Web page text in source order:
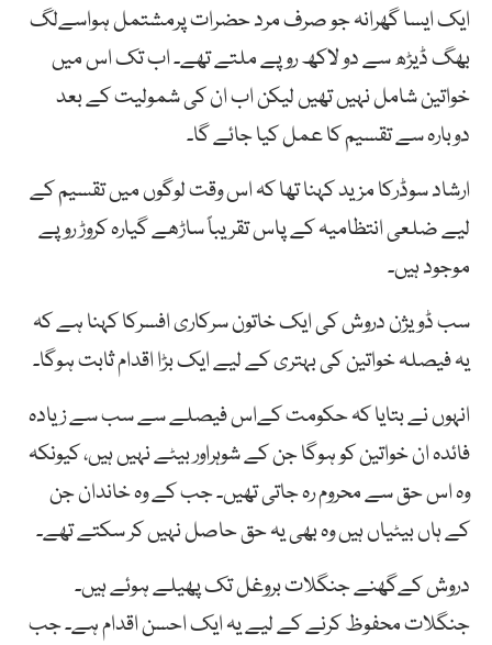
ایک ایسا گھرانہ جو صرف مرد حضرات پرمشتمل ہواسےلگ
بھگ ڈیڑھ سے دو لاکھ روپے ملتے تھے۔ اب تک اس میں
خواتین شامل نہیں تھیں لیکن اب ان کی شمولیت کے بعد
دوبارہ سے تقسیم کا عمل کیا جائے گا۔
ارشاد سوڈرکا مزید کہنا تھا کہ اس وقت لوگوں میں تقسیم کے
لیے ضلعی انتظامیہ کے پاس تقریباً ساڑھے گیارہ کروڑ روپے
موجود ہیں۔
سب ڈویژن دروش کی ایک خاتون سرکاری افسرکا کہنا ہے کہ
یہ فیصلہ خواتین کی بہتری کے لیے ایک بڑا اقدام ثابت ہوگا۔
انہوں نے بتایا کہ حکومت کےاس فیصلے سے سب سے زیادہ
فائدہ ان خواتین کو ہوگا جن کے شوہراور بیٹے نہیں ہیں، کیونکہ
وہ اس حق سے محروم رہ جاتی تھیں۔ جب کے وہ خاندان جن
کے ہاں بیٹیاں ہیں وہ بھی یہ حق حاصل نہیں کر سکتے تھے۔
دروش کےگھنے جنگلات بروغل تک پھیلے ہوئے ہیں۔
جنگلات محفوظ کرنے کے لیے یہ ایک احسن اقدام ہے۔ جب